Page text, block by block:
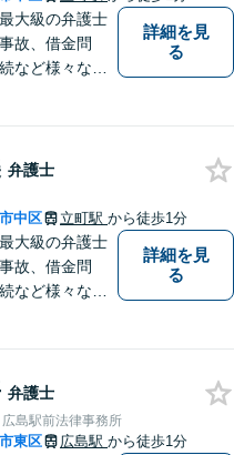
大級の弁護士
故、借金問
など様々な問
詳細を見
る
弁護士
中区 立町駅 から徒歩1分
大級の弁護士
故、借金問
など様々な問
詳細を見
る
弁護士
島駅前法律事務所
東区 広島駅 から徒歩1分